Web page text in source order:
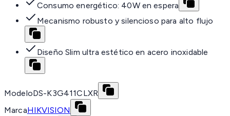
Consumo energético: 40W en espera
Mecanismo robusto y silencioso para alto flujo
Diseño Slim ultra estético en acero inoxidable
ModeloDS-K3G411CLXR
MarcaHIKVISION